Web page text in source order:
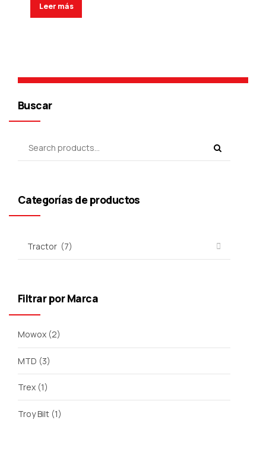
Leer más
Buscar
Categorías de productos
Filtrar por Marca
Mowox (2)
MTD (3)
Trex (1)
Troy Bilt (1)